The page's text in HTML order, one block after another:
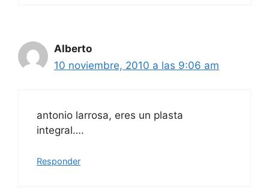
Alberto
10 noviembre, 2010 a las 9:06 am
antonio larrosa, eres un plasta
integral….
Responder